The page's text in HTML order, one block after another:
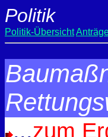
Politik
Politik-Übersicht
...zum